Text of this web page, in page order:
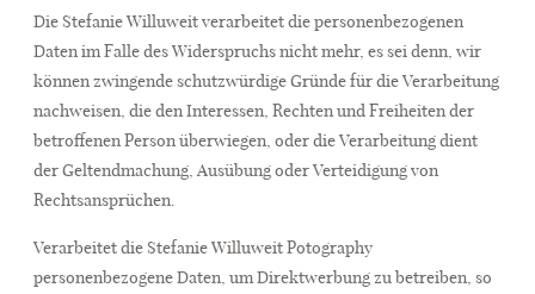
Die Stefanie Willuweit verarbeitet die personenbezogenen
Daten im Falle des Widerspruchs nicht mehr, es sei denn, wir
können zwingende schutzwürdige Gründe für die Verarbeitung
nachweisen, die den Interessen, Rechten und Freiheiten der
betroffenen Person überwiegen, oder die Verarbeitung dient
der Geltendmachung, Ausübung oder Verteidigung von
Rechtsansprüchen.
Verarbeitet die Stefanie Willuweit Potography
personenbezogene Daten, um Direktwerbung zu betreiben, so